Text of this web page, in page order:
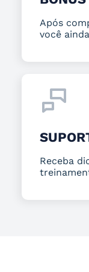
Após
você
Receba